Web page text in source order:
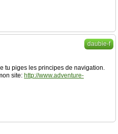
daubie-f
tu piges les principes de navigation.
site: http://www.adventure-